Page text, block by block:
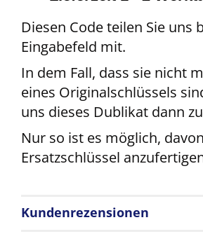
Diesen Code teilen Sie uns
Eingabefeld mit.
In dem Fall, dass sie nicht
eines Originalschlüssels
uns dieses Dublikat dann
Nur so ist es möglich,
Ersatzschlüssel
Kundenrezensionen